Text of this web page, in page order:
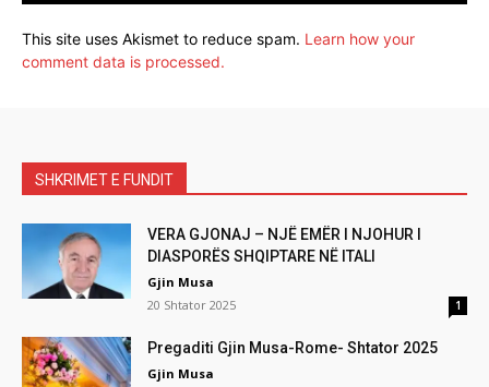
This site uses Akismet to reduce spam. Learn how your
comment data is processed.
SHKRIMET E FUNDIT
VERA GJONAJ – NJË EMËR I NJOHUR I
DIASPORËS SHQIPTARE NË ITALI
Gjin Musa
20 Shtator 2025
1
Pregaditi Gjin Musa-Rome- Shtator 2025
Gjin Musa